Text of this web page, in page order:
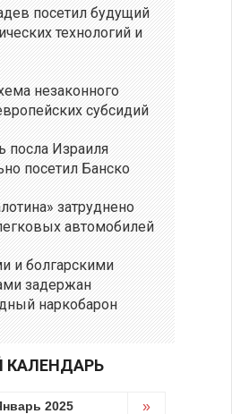
посетил будущий
технологий и
незаконного
субсидий
посла Израиля
посетил Банско
затруднено
автомобилей
и болгарскими
задержан
наркобарон
КАЛЕНДАРЬ
2025 »